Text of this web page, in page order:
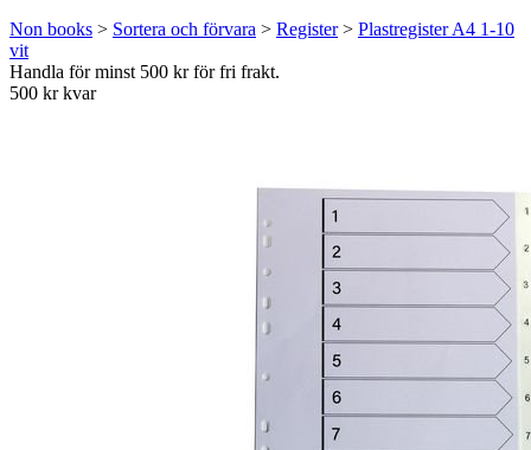
Non books > Sortera och förvara > Register> Plastregister A4 1-10
vit
Handla för minst 500 kr för fri frakt.
500 kr kvar